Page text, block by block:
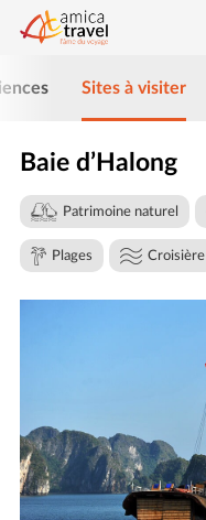
Sites à visiter
Baie d’Halong
Patrimoine naturel
Plages Croisière